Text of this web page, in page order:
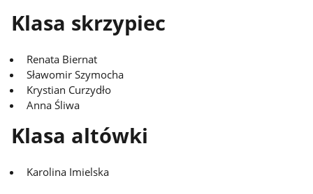
Klasa skrzypiec
Renata Biernat
Sławomir Szymocha
Krystian Curzydło
Anna Śliwa
Klasa altówki
Karolina Imielska